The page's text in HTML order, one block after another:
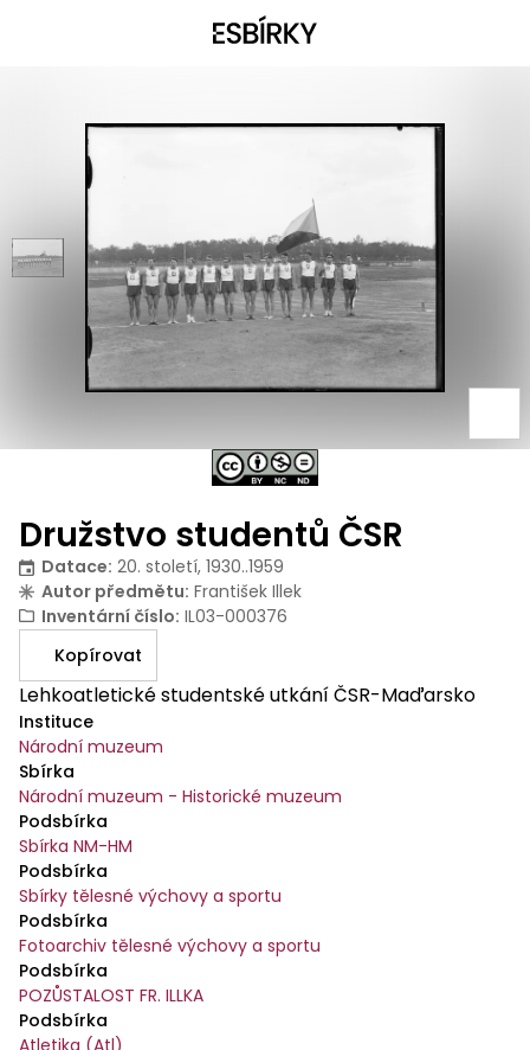
Družstvo studentů ČSR
Datace: 20. století, 1930..1959
Autor předmětu: František Illek
Inventární číslo: IL03-000376
Kopírovat
Lehkoatletické studentské utkání ČSR-Maďarsko
Instituce
Národní muzeum
Sbírka
Národní muzeum - Historické muzeum
Podsbírka
Sbírka NM-HM
Podsbírka
Sbírky tělesné výchovy a sportu
Podsbírka
Fotoarchiv tělesné výchovy a sportu
Podsbírka
POZŮSTALOST FR. ILLKA
Podsbírka
Atletika (Atl)